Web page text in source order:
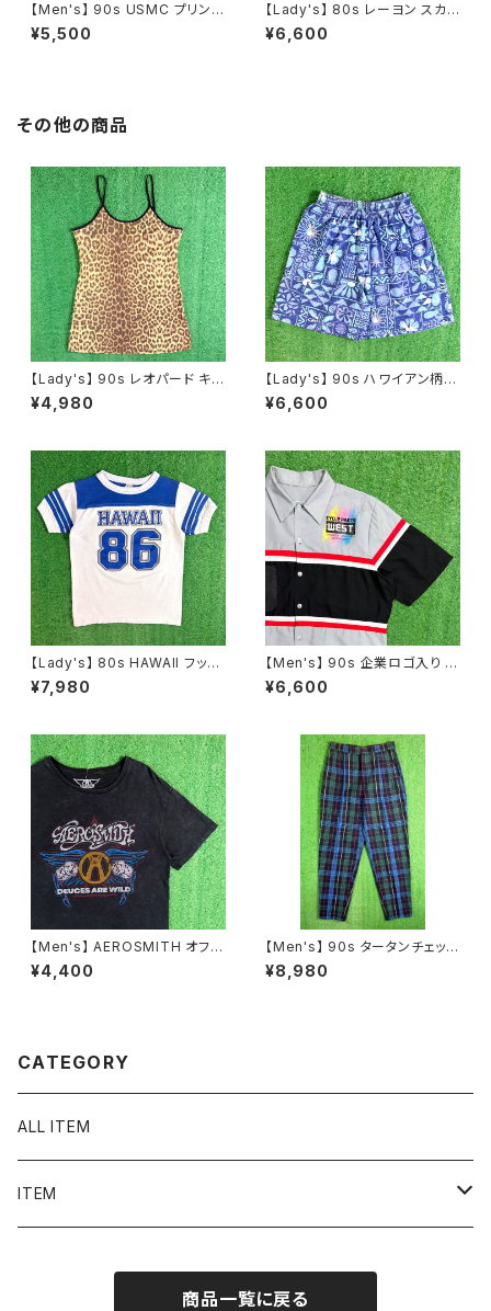
【Men's】 90s USMC プリント
Tシャツ / アメリカ製 USA製 9
0年代 ティーシャツ T-Shirt 古
¥5,500
【Lady's】 80s レーヨン スカ
ーフ柄 スカート / 80年代 古着
レディース 総柄 2266
¥6,600
その他の商品
【Lady's】 90s レオパード キャ
ミソール / 90年代 古着 レディ
ース ヒョウ柄 豹柄 キャミ ワン
¥4,980
【Lady's】 90s ハワイアン柄
ショートパンツ / 90年代 ハーフ
パンツ ハーパン ショーパン イ
¥6,600
【Lady's】 80s HAWAII フット
ボール Tシャツ / 80年代 ティ
ーシャツ T-Short チビ ピチ ミ
¥7,980
【Men's】 90s 企業ロゴ入り ワ
ークシャツ / アメリカ製 USA製
90年代 シャツ ワーク 古着 メン
¥6,600
【Men's】 AEROSMITH オフィ
シャルライセンス Tシャツ / 古
着 ティーシャツ T-Shirt ロック
¥4,400
【Men's】 90s タータンチェック
テーパード パンツ / 90年代 古
着 トラウザーパンツ チェックパ
¥8,980
CATEGORY
ALL ITEM
ITEM
商品一覧に戻る